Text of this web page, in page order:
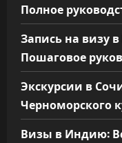
Полное
Запись на визу
Пошаговое
Экскурсии в
Черноморского
Визы в Индию: